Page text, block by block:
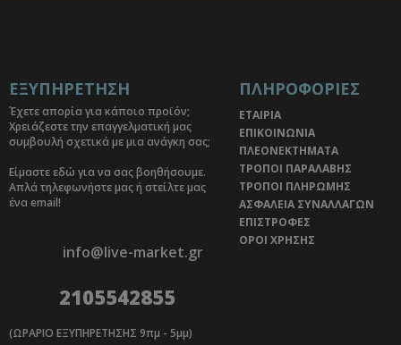
ΕΞΥΠΗΡΕΤΗΣΗ
Έχετε απορία για κάποιο προϊόν;
Χρειάζεστε την επαγγελματική μας
συμβουλή σχετικά με μια ανάγκη σας;
Είμαστε εδώ για να σας βοηθήσουμε.
Απλά τηλεφωνήστε μας ή στείλτε μας
ένα email!
info@live-market.gr
2105542855
(ΩΡΑΡΙΟ ΕΞΥΠΗΡΕΤΗΣΗΣ 9πμ - 5μμ)
ΠΛΗΡΟΦΟΡΙΕΣ
ΕΤΑΙΡΙΑ
ΕΠΙΚΟΙΝΩΝΙΑ
ΠΛΕΟΝΕΚΤΗΜΑΤΑ
ΤΡΟΠΟΙ ΠΑΡΑΛΑΒΗΣ
ΤΡΟΠΟΙ ΠΛΗΡΩΜΗΣ
ΑΣΦΑΛΕΙΑ ΣΥΝΑΛΛΑΓΩΝ
ΕΠΙΣΤΡΟΦΕΣ
ΟΡΟΙ ΧΡΗΣΗΣ